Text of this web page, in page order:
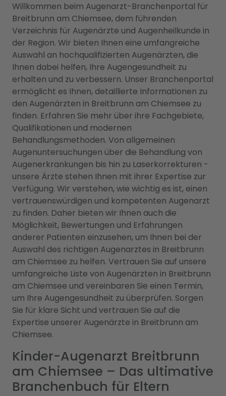
Willkommen beim Augenarzt-Branchenportal für
Breitbrunn am Chiemsee, dem führenden
Verzeichnis für Augenärzte und Augenheilkunde in
der Region. Wir bieten Ihnen eine umfangreiche
Auswahl an hochqualifizierten Augenärzten, die
Ihnen dabei helfen, Ihre Augengesundheit zu
erhalten und zu verbessern. Unser Branchenportal
ermöglicht es Ihnen, detaillierte Informationen zu
den Augenärzten in Breitbrunn am Chiemsee zu
finden. Erfahren Sie mehr über ihre Fachgebiete,
Qualifikationen und modernen
Behandlungsmethoden. Von allgemeinen
Augenuntersuchungen über die Behandlung von
Augenerkrankungen bis hin zu Laserkorrekturen -
unsere Ärzte stehen Ihnen mit ihrer Expertise zur
Verfügung. Wir verstehen, wie wichtig es ist, einen
vertrauenswürdigen und kompetenten Augenarzt
zu finden. Daher bieten wir Ihnen auch die
Möglichkeit, Bewertungen und Erfahrungen
anderer Patienten einzusehen, um Ihnen bei der
Auswahl des richtigen Augenarztes in Breitbrunn
am Chiemsee zu helfen. Vertrauen Sie auf unsere
umfangreiche Liste von Augenärzten in Breitbrunn
am Chiemsee und vereinbaren Sie einen Termin,
um Ihre Augengesundheit zu überprüfen. Sorgen
Sie für klare Sicht und vertrauen Sie auf die
Expertise unserer Augenärzte in Breitbrunn am
Chiemsee.
Kinder-Augenarzt Breitbrunn
am Chiemsee – Das ultimative
Branchenbuch für Eltern